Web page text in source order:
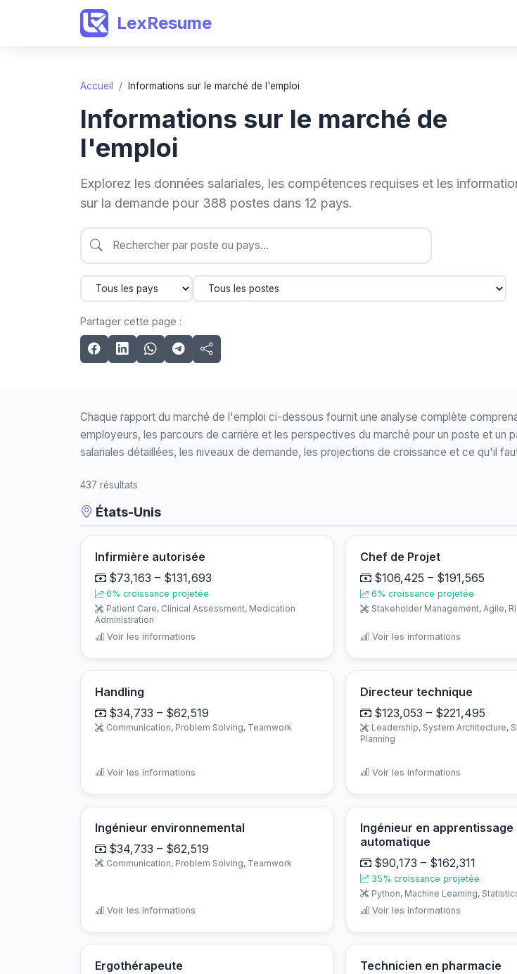
LexResume
Accueil / Informations sur le marché de l'emploi
Informations sur le marché de
l'emploi
Explorez les données salariales, les compétences requises et les
sur la demande pour 388 postes dans 12 pays.
Partager cette page :
Chaque rapport du marché de l'emploi ci-dessous fournit une analyse complète
employeurs, les parcours de carrière et les perspectives du marché pour un poste et un
salariales détaillées, les niveaux de demande, les projections de croissance et ce qu'il
437 résultats
États-Unis
Infirmière autorisée
$73,163 – $131,693
6% croissance projetée
Patient Care, Clinical Assessment, Medication
Administration
Voir les informations
Chef de Projet
$106,425 – $191,565
6% croissance projetée
Stakeholder Management, Agile,
Voir les informations
Handling
$34,733 – $62,519
Communication, Problem Solving, Teamwork
Voir les informations
Directeur technique
$123,053 – $221,495
Leadership, System Architecture,
Planning
Voir les informations
Ingénieur environnemental
$34,733 – $62,519
Communication, Problem Solving, Teamwork
Voir les informations
Ingénieur en apprentissage
automatique
$90,173 – $162,311
35% croissance projetée
Python, Machine Learning,
Voir les informations
Ergothérapeute
Technicien en pharmacie